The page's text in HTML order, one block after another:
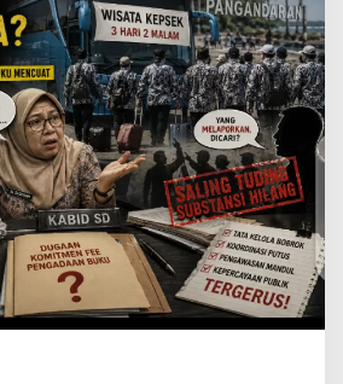
‘
B
a
r
u
T
a
h
u
d
a
e